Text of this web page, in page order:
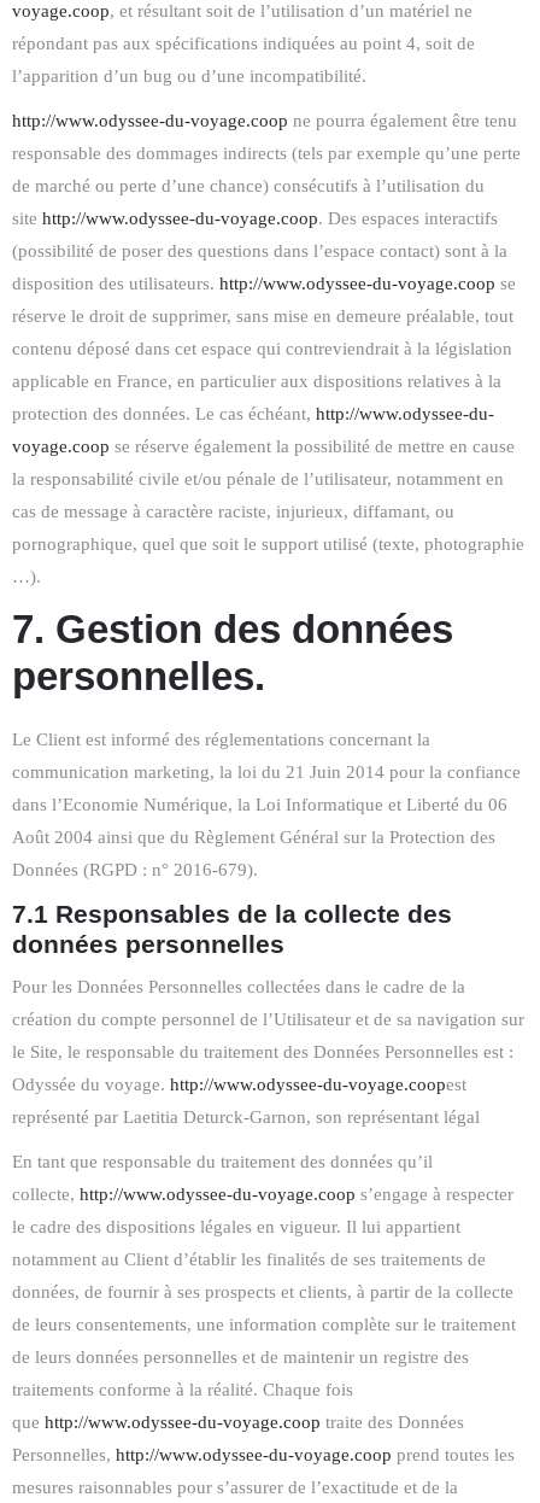
voyage.coop, et résultant soit de l’utilisation d’un matériel ne
répondant pas aux spécifications indiquées au point 4, soit de
l’apparition d’un bug ou d’une incompatibilité.
http://www.odyssee-du-voyage.coop ne pourra également être tenu
responsable des dommages indirects (tels par exemple qu’une perte
de marché ou perte d’une chance) consécutifs à l’utilisation du
site http://www.odyssee-du-voyage.coop. Des espaces interactifs
(possibilité de poser des questions dans l’espace contact) sont à la
disposition des utilisateurs. http://www.odyssee-du-voyage.coop se
réserve le droit de supprimer, sans mise en demeure préalable, tout
contenu déposé dans cet espace qui contreviendrait à la législation
applicable en France, en particulier aux dispositions relatives à la
protection des données. Le cas échéant, http://www.odyssee-du-
voyage.coop se réserve également la possibilité de mettre en cause
la responsabilité civile et/ou pénale de l’utilisateur, notamment en
cas de message à caractère raciste, injurieux, diffamant, ou
pornographique, quel que soit le support utilisé (texte, photographie
…).
7. Gestion des données
personnelles.
Le Client est informé des réglementations concernant la
communication marketing, la loi du 21 Juin 2014 pour la confiance
dans l’Economie Numérique, la Loi Informatique et Liberté du 06
Août 2004 ainsi que du Règlement Général sur la Protection des
Données (RGPD : n° 2016-679).
7.1 Responsables de la collecte des
données personnelles
Pour les Données Personnelles collectées dans le cadre de la
création du compte personnel de l’Utilisateur et de sa navigation sur
le Site, le responsable du traitement des Données Personnelles est :
Odyssée du voyage. http://www.odyssee-du-voyage.coopest
représenté par Laetitia Deturck-Garnon, son représentant légal
En tant que responsable du traitement des données qu’il
collecte, http://www.odyssee-du-voyage.coop s’engage à respecter
le cadre des dispositions légales en vigueur. Il lui appartient
notamment au Client d’établir les finalités de ses traitements de
données, de fournir à ses prospects et clients, à partir de la collecte
de leurs consentements, une information complète sur le traitement
de leurs données personnelles et de maintenir un registre des
traitements conforme à la réalité. Chaque fois
que http://www.odyssee-du-voyage.coop traite des Données
Personnelles, http://www.odyssee-du-voyage.coop prend toutes les
mesures raisonnables pour s’assurer de l’exactitude et de la